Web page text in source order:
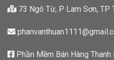
73 Ngô Từ, P Lam Sơn, TP
Phần Mềm Bán Hàng Thanh